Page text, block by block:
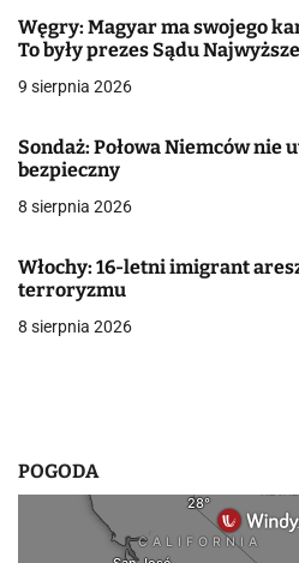
a
c
j
p
i
Węgry: Magyar ma swojego
To były prezes Sądu
9 sierpnia 2026
Sondaż: Połowa Niemców nie
bezpieczny
8 sierpnia 2026
Włochy: 16-letni imigrant
terroryzmu
8 sierpnia 2026
POGODA